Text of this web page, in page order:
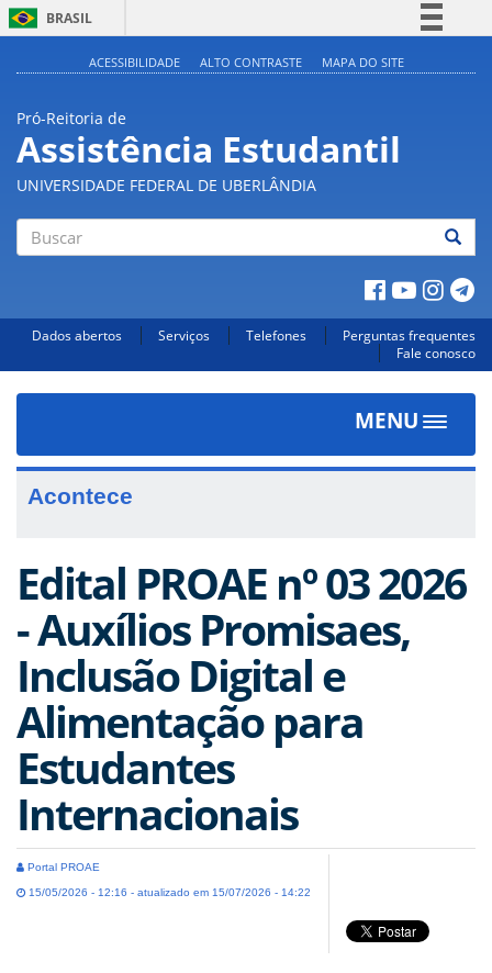
BRASIL
Acesso à informação
Legislação
Canais
ACESSIBILIDADE ALTO CONTRASTE MAPA DO SITE
Pró-Reitoria de
Assistência Estudantil
UNIVERSIDADE FEDERAL DE UBERLÂNDIA
Dados abertos Serviços Telefones
Perguntas frequentes
Fale conosco
MENU
Toggle
Acontece
Edital PROAE nº 03 2026
- Auxílios Promisaes,
Inclusão Digital e
Alimentação para
Estudantes
Internacionais
Portal PROAE
15/05/2026 - 12:16 - atualizado em 15/07/2026 - 14:22